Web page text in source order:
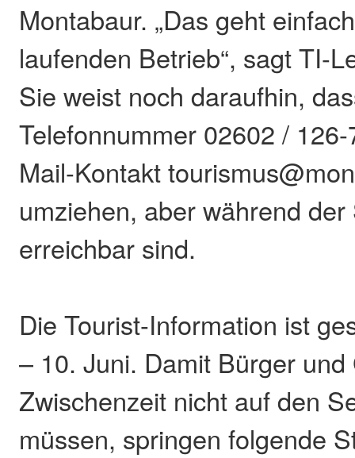
Montabaur. „Das geht
laufenden Betrieb“, sagt TI-
Sie weist noch daraufhin,
Telefonnummer 02602 /
Mail-Kontakt
umziehen, aber während
erreichbar sind.
Die Tourist-Information ist
– 10. Juni. Damit Bürger
Zwischenzeit nicht auf den
müssen, springen folgende